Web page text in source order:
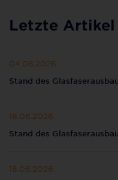
Letzte Artikel
04.08.2026
Stand des
18.06.2026
Stand des
18.06.2026